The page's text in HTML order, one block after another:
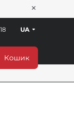
Кошик
UA